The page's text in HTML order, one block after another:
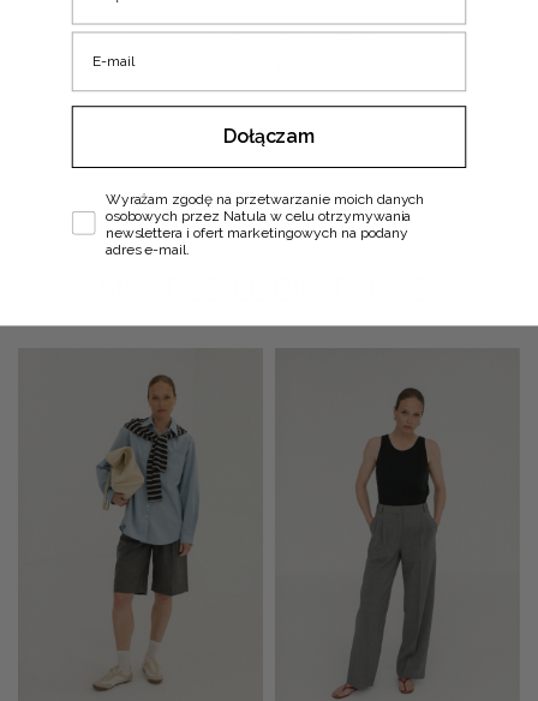
Marynarki szyte są przez Panią Anetę i Henię specjalizujące
się w szyciu garniturów. Robią to już od ponad 30 lat!
Dołączam
ZgodaWyrażam zgodę na przetwarzanie moich danych
osobowych przez Natula w celu otrzymywania
newslettera i ofert marketingowych na podany
adres e-mail.